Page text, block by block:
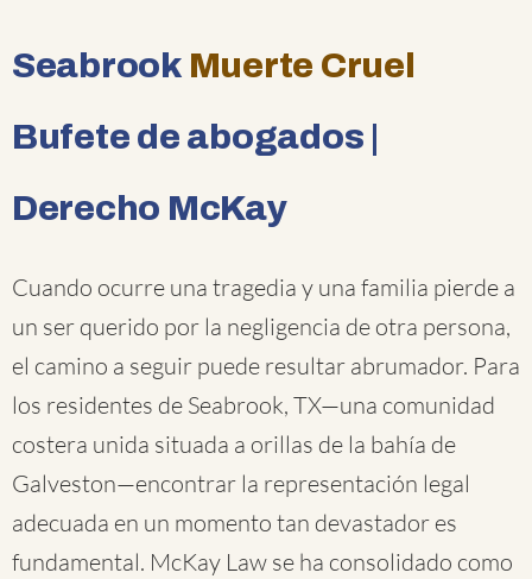
Seabrook Muerte Cruel
Bufete de abogados |
Derecho McKay
Cuando ocurre una tragedia y una familia pierde a
un ser querido por la negligencia de otra persona,
el camino a seguir puede resultar abrumador. Para
los residentes de Seabrook, TX—una comunidad
costera unida situada a orillas de la bahía de
Galveston—encontrar la representación legal
adecuada en un momento tan devastador es
fundamental. McKay Law se ha consolidado como